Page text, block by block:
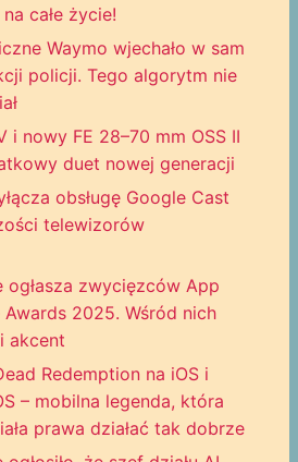
całe życie!
Waymo wjechało w sam
policji. Tego algorytm nie
i nowy FE 28–70 mm OSS II
duet nowej generacji
obsługę Google Cast
telewizorów
ogłasza zwycięzców App
Awards 2025. Wśród nich
akcent
Redemption na iOS i
– mobilna legenda, która
prawa działać tak dobrze